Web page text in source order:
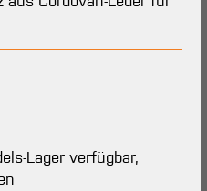
Lager verfügbar,